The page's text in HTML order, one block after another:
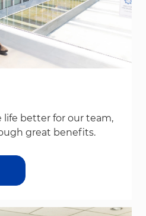
life better for our team,
great benefits.